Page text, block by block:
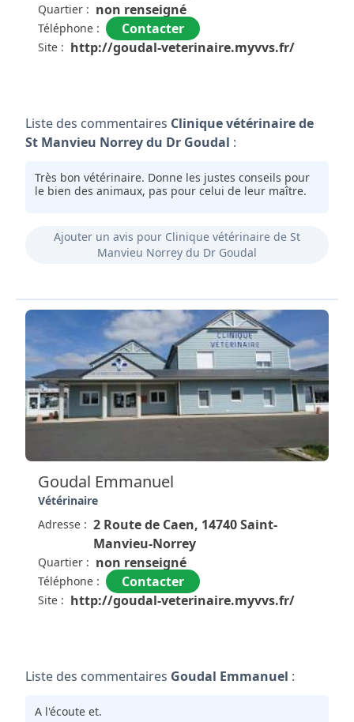
Quartier : non renseigné
Téléphone : Contacter
Site : http://goudal-veterinaire.myvvs.fr/
Liste des commentaires Clinique vétérinaire de
St Manvieu Norrey du Dr Goudal :
Très bon vétérinaire. Donne les justes conseils pour
le bien des animaux, pas pour celui de leur maître.
Ajouter un avis pour Clinique vétérinaire de St
Manvieu Norrey du Dr Goudal
Goudal Emmanuel
Vétérinaire
Adresse : 2 Route de Caen, 14740 Saint-
Manvieu-Norrey
Quartier : non renseigné
Téléphone : Contacter
Site : http://goudal-veterinaire.myvvs.fr/
Liste des commentaires Goudal Emmanuel :
A l'écoute et.